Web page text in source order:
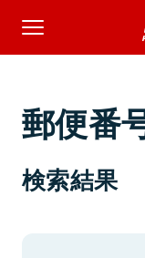
郵便番
検索結果